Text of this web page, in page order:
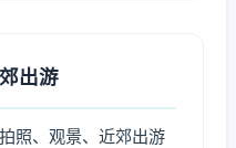
出游
照、观景、近郊出游